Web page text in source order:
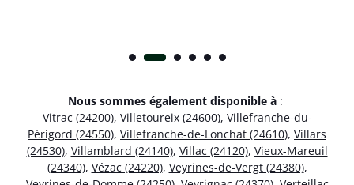
Nous sommes également disponible à :
Vitrac (24200), Villetoureix (24600), Villefranche-du-
Périgord (24550), Villefranche-de-Lonchat (24610), Villars
(24530), Villamblard (24140), Villac (24120), Vieux-Mareuil
(24340), Vézac (24220), Veyrines-de-Vergt (24380),